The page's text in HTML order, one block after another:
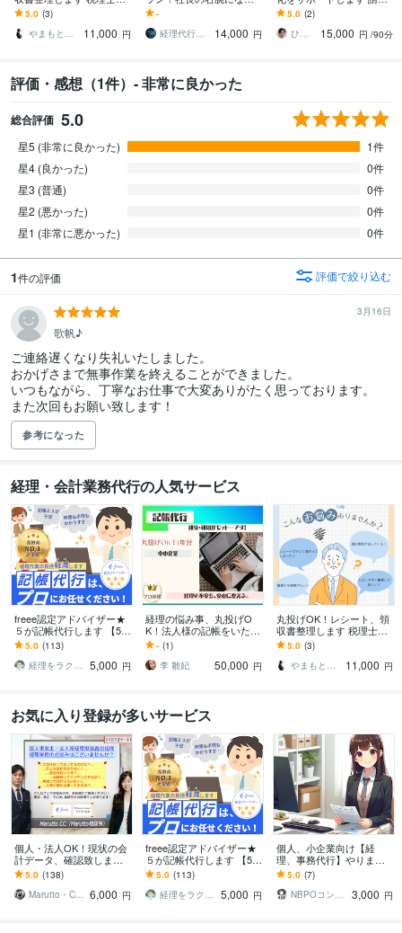
務所経験者がわかりやす
くきれいにまとめます
5.0 (3)
やまもと｜経理の仕組み構築家
11,000 円
ます 利益が出てもお金が
残らない方へ 財務パッ
クプラン登場！
-
経理代行プロフェッショナル
14,000 円
書整理から仕訳入力帳簿
作成までスピーディーに
対応します。
5.0 (2)
ひろの経理部
15,000 円 /90分
評価・感想（1件）- 非常に良かった
総合評価 5.0
星5 (非常に良かった)
1件
星4 (良かった)
0件
星3 (普通)
0件
星2 (悪かった)
0件
星1 (非常に悪かった)
0件
1件の評価 評価で絞り込む
3月16日
歌帆♪
ご連絡遅くなり失礼いたしました。
おかげさまで無事作業を終えることができました。
いつもながら、丁寧なお仕事で大変ありがたく思っております。
また次回もお願い致します！
参考になった
経理・会計業務代行の人気サービス
freee認定アドバイザー★
５が記帳代行します 【50
仕訳まで 5,000円】★５の
プロが記帳します。
5.0 (113)
経理をラクにする「うちの経理」
5,000 円
経理の悩み事、丸投げO
K！法人様の記帳をいたし
ます 記帳の最適化が、決
算の効率化へ。あなたは
本業に集中！
- (1)
李 雛妃
50,000 円
丸投げOK！レシート、領
収書整理します 税理士事
務所経験者がわかりやす
くきれいにまとめます
5.0 (3)
やまもと｜経理の仕組み構築家
11,000 円
お気に入り登録が多いサービス
個人・法人OK！現状の会
計データ、確認致します
普段の仕訳確認～決算チ
ェックや修正まで、何で
も対応可能です✨
5.0 (138)
Marutto・CC☆島 6,000 円
freee認定アドバイザー★
５が記帳代行します 【50
仕訳まで 5,000円】★５の
プロが記帳します。
5.0 (113)
経理をラクにする「うちの経理」
5,000 円
個人、小企業向け【経
理、事務代行】やります
事務員を雇うほどではな
いけど、事務周対応を任
せたい方向け
5.0 (7)
NBPOコンサルティング
3,000 円